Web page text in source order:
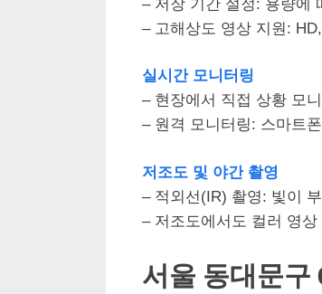
– 저장 기간 설정: 용량에
– 고해상도 영상 지원:
실시간 모니터링
– 현장에서 직접 상황 모
– 원격 모니터링: 스마트
저조도 및 야간 촬영
– 적외선(IR) 촬영: 빛이
– 저조도에서도 컬러 영상
서울 동대문구